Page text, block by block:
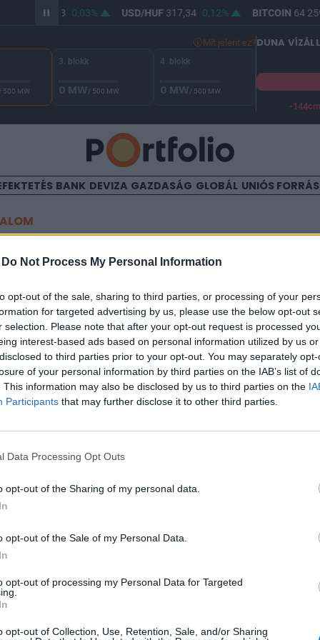
Do Not Process My Personal Information
opt-out of the sale, sharing to third parties, or processing of your
for targeted advertising by us, please use the below opt-out
selection. Please note that after your opt-out request is processed
interest-based ads based on personal information utilized by us
to third parties prior to your opt-out. You may separately
of your personal information by third parties on the IAB’s list of
This information may also be disclosed by us to third parties on the
Participants that may further disclose it to other third parties.
Data Processing Opt Outs
opt-out of the Sharing of my personal data.
opt-out of the Sale of my Personal Data.
opt-out of processing my Personal Data for Targeted
opt-out of Collection, Use, Retention, Sale, and/or Sharing
365,53 0,03% USD/HUF317,34 0,12% BITCOIN64
Mit jelent ez?
/ 500 MW
3. blokk
0 MW/ 500 MW
4. blokk
0 MW/ 500 MW
DUNA
-144cm
BANK DEVIZA GAZDASÁG GLOBÁL UNIÓS
mekkora
többi index?
eladások az összes fejlődő részvénypiacon
intenzitása eltérő, ráadásul nem mindegy, hogy
első napjaiban járt utoljára 21,000 pont közelében, az
mélységben jár. A Nasdaq mellett a török és a cseh index
mélyponton az aktuális szinteken. A Dow éves csúcsától...
portfolio.hu hírarchívumához tartozik, melynek olvasása
cikkarchívum